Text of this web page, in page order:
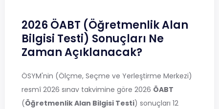
DGS
KPSS
MSÜ
2026 ÖABT (Öğretmenlik Alan
Bilgisi Testi) Sonuçları Ne
Zaman Açıklanacak?
ÖSYM'nin (Ölçme, Seçme ve Yerleştirme Merkezi)
resmî 2026 sınav takvimine göre 2026 ÖABT
(Öğretmenlik Alan Bilgisi Testi) sonuçları 12